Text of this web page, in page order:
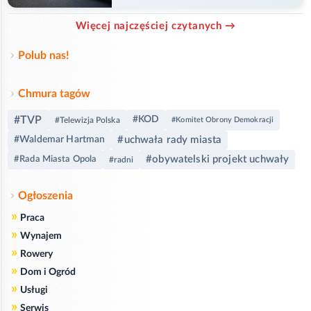
Więcej najczęściej czytanych →
Polub nas!
Chmura tagów
#TVP #Telewizja Polska #KOD #Komitet Obrony Demokracji
#Waldemar Hartman #uchwała rady miasta
#Rada Miasta Opola #radni #obywatelski projekt uchwały
Ogłoszenia
» Praca
» Wynajem
» Rowery
» Dom i Ogród
» Usługi
» Serwis